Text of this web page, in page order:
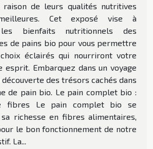
de leurs qualités nutritives
Cet exposé vise à
bienfaits nutritionnels des
de pains bio pour vous permettre
éclairés qui nourriront votre
Embarquez dans un voyage
découverte des trésors cachés dans
de pain bio. Le pain complet bio :
fibres Le pain complet bio se
richesse en fibres alimentaires,
le bon fonctionnement de notre
La...